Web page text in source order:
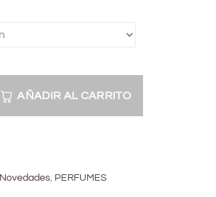
AÑADIR AL CARRITO
Novedades, PERFUMES